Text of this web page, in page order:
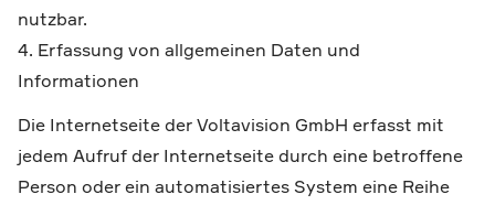
nutzbar.
4. Erfassung von allgemeinen Daten und
Informationen
Die Internetseite der Voltavision GmbH erfasst mit
jedem Aufruf der Internetseite durch eine betroffene
Person oder ein automatisiertes System eine Reihe